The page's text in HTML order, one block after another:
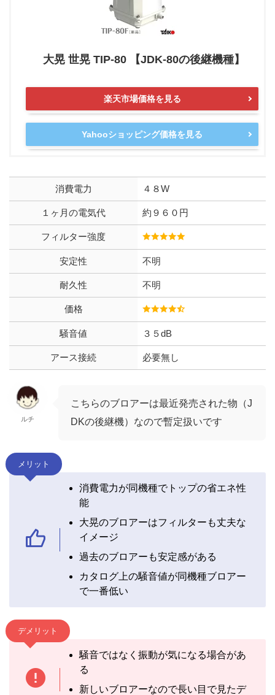
大晃 世晃 TIP-80 【JDK-80の後継機種】
楽天市場価格を見る
Yahooショッピング価格を見る
消費電力 ４８W
１ヶ月の電気代 約９６０円
フィルター強度
安定性 不明
耐久性 不明
価格
騒音値 ３５dB
アース接続 必要無し
ルチ
こちらのブロアーは最近発売された物（J
DKの後継機）なので暫定扱いです
メリット
消費電力が同機種でトップの省エネ性
能
大晃のブロアーはフィルターも丈夫な
イメージ
過去のブロアーも安定感がある
カタログ上の騒音値が同機種ブロアー
で一番低い
デメリット
騒音ではなく振動が気になる場合があ
る
新しいブロアーなので長い目で見たデ